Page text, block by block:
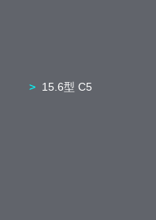
15.6型 C5